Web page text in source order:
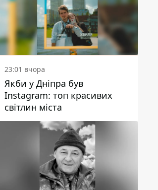
23:01 вчора
Якби у Дніпра був
Instagram: топ красивих
світлин міста